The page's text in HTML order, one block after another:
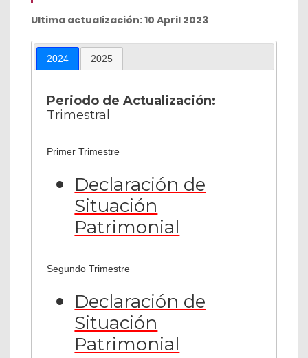
Ultima actualización: 10 April 2023
2024 2025
Periodo de Actualización:
Trimestral
Primer Trimestre
Declaración de
Situación
Patrimonial
Segundo Trimestre
Declaración de
Situación
Patrimonial